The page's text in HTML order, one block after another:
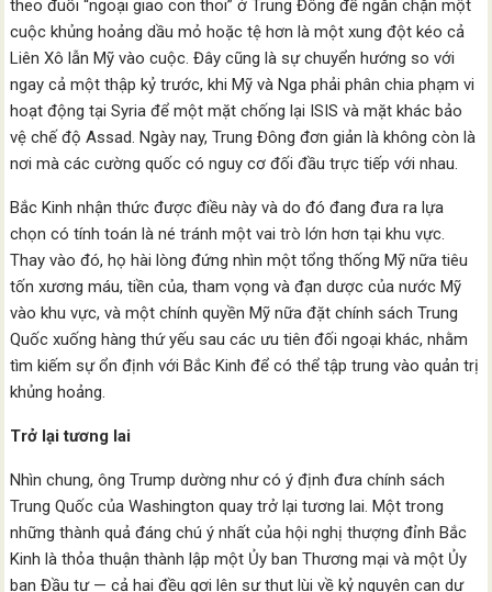
theo đuổi “ngoại giao con thoi” ở Trung Đông để ngăn chặn một
cuộc khủng hoảng dầu mỏ hoặc tệ hơn là một xung đột kéo cả
Liên Xô lẫn Mỹ vào cuộc. Đây cũng là sự chuyển hướng so với
ngay cả một thập kỷ trước, khi Mỹ và Nga phải phân chia phạm vi
hoạt động tại Syria để một mặt chống lại ISIS và mặt khác bảo
vệ chế độ Assad. Ngày nay, Trung Đông đơn giản là không còn là
nơi mà các cường quốc có nguy cơ đối đầu trực tiếp với nhau.
Bắc Kinh nhận thức được điều này và do đó đang đưa ra lựa
chọn có tính toán là né tránh một vai trò lớn hơn tại khu vực.
Thay vào đó, họ hài lòng đứng nhìn một tổng thống Mỹ nữa tiêu
tốn xương máu, tiền của, tham vọng và đạn dược của nước Mỹ
vào khu vực, và một chính quyền Mỹ nữa đặt chính sách Trung
Quốc xuống hàng thứ yếu sau các ưu tiên đối ngoại khác, nhằm
tìm kiếm sự ổn định với Bắc Kinh để có thể tập trung vào quản trị
khủng hoảng.
Trở lại tương lai
Nhìn chung, ông Trump dường như có ý định đưa chính sách
Trung Quốc của Washington quay trở lại tương lai. Một trong
những thành quả đáng chú ý nhất của hội nghị thượng đỉnh Bắc
Kinh là thỏa thuận thành lập một Ủy ban Thương mại và một Ủy
ban Đầu tư — cả hai đều gợi lên sự thụt lùi về kỷ nguyên can dự